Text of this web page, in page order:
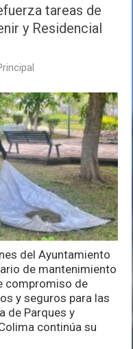
tareas de
y Residencial
del Ayuntamiento
de mantenimiento
compromiso de
y seguros para las
de Parques y
continúa su